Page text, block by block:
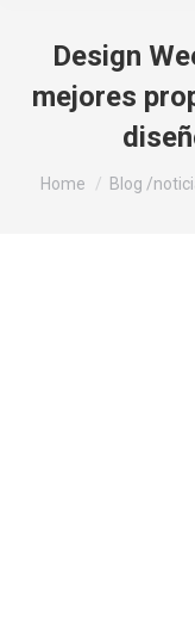
Design
mejores
You are here:
Home Blog /